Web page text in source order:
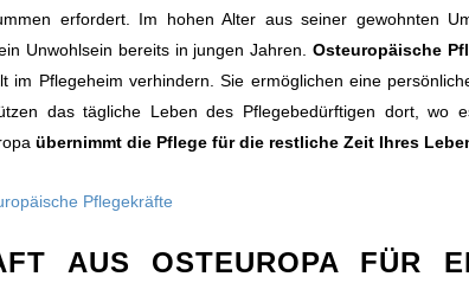
erfordert. Im hohen Alter aus seiner gewohnten
Unwohlsein bereits in jungen Jahren. Osteuropäische
im Pflegeheim verhindern. Sie ermöglichen eine
das tägliche Leben des Pflegebedürftigen dort, wo
übernimmt die Pflege für die restliche Zeit Ihres
AUS OSTEUROPA FÜR